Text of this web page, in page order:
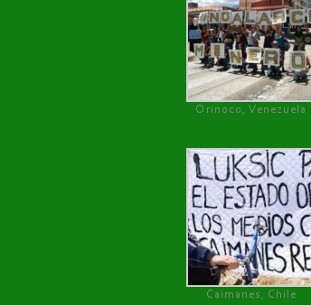
Orinoco, Venezuela
Caimanes, Chile